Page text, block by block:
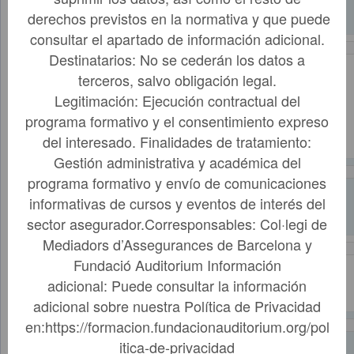
40165
Miquel
08700, Marcel·lí
Champanyat, 1
72887
Piris
Barrientos,
LES
FRANQUESES
DEL VALLÉS,
BARCELONA,
la Mercè, 55
lcoal 3
79414
Pla Bach,
Maria
Carme
AVINYO,
BARCELONA,
08279, Major,
15, bxos
Pla Brunet,
Rosa Mª
SANT HIPOLIT
DE VOLTREGA,
08512, Santiago
42874
Pla Sociats,
Pedro
AVINYO, 08279,
Major, 15, bxos
derechos previstos en la normativa y que puede
consultar el apartado de información adicional.
Destinatarios: No se cederán los datos a
terceros, salvo obligación legal.
Legitimación: Ejecución contractual del
programa formativo y el consentimiento expreso
del interesado. Finalidades de tratamiento:
Gestión administrativa y académica del
programa formativo y envío de comunicaciones
informativas de cursos y eventos de interés del
sector asegurador.Corresponsables: Col·legi de
Mediadors d’Assegurances de Barcelona y
Fundació Auditorium Información
adicional: Puede consultar la información
adicional sobre nuestra Política de Privacidad
en:https://formacion.fundacionauditorium.org/pol
itica-de-privacidad